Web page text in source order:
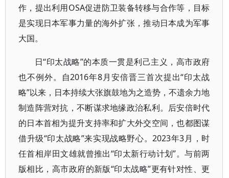
作，提出利用OSA促进防卫装备转移与合作等，目标
是实现日本军事力量的海外扩张，推动日本成为军事
大国。
日“印太战略”的本质一贯是利己主义，高市政府
也不例外。自2016年8月安倍晋三首次提出“印太战
略”以来，日本持续大张旗鼓地为之造势，不遗余力地
制造阵营对抗，不断谋求地缘政治私利。后安倍时代
的日本首相为提升支持率和扩大外交空间，也都图谋
借升级“印太战略”来实现战略野心。2023年3月，时
任首相岸田文雄就曾推出“印太新行动计划”。与前两
版相比，高市政府的新版“印太战略”更有针对性、更